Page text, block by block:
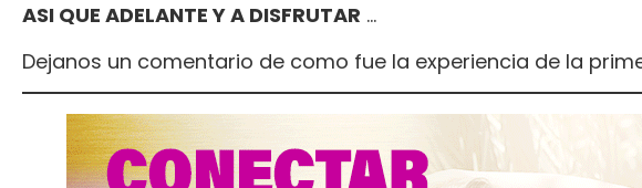
ASI QUE ADELANTE Y A DISFRUTAR …
Dejanos un comentario de como fue la experiencia de la